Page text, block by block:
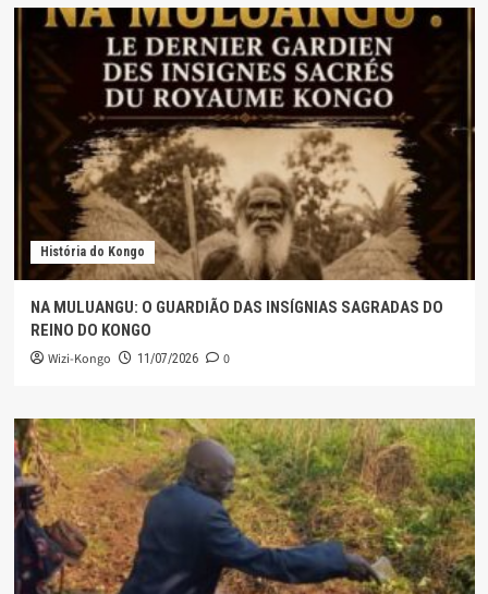
História do Kongo
NA MULUANGU: O GUARDIÃO DAS INSÍGNIAS SAGRADAS DO
REINO DO KONGO
Wizi-Kongo 11/07/2026 0